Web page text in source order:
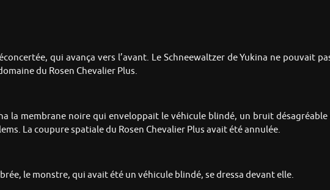
qui avança vers l’avant. Le Schneewaltzer de Yukina ne pouvait
du Rosen Chevalier Plus.
la membrane noire qui enveloppait le véhicule blindé, un bruit
La coupure spatiale du Rosen Chevalier Plus avait été annulée.
le monstre, qui avait été un véhicule blindé, se dressa devant elle.